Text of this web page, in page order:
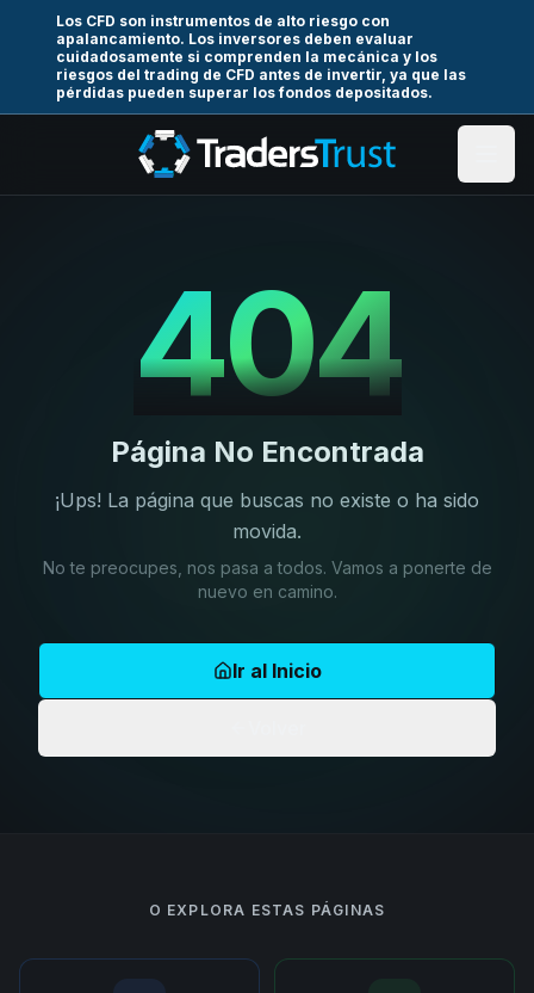
Los CFD son instrumentos de alto riesgo con
apalancamiento. Los inversores deben evaluar
cuidadosamente si comprenden la mecánica y los
riesgos del trading de CFD antes de invertir, ya que las
pérdidas pueden superar los fondos depositados.
404
Página No Encontrada
¡Ups! La página que buscas no existe o ha sido
movida.
No te preocupes, nos pasa a todos. Vamos a ponerte de
nuevo en camino.
Ir al Inicio
O EXPLORA ESTAS PÁGINAS